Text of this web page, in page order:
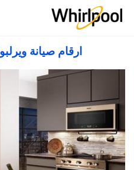
ارقام صيانة ويرلبول